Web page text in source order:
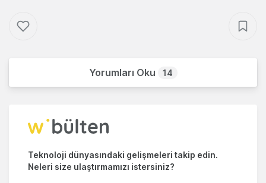
Yorumları Oku 14
Teknoloji dünyasındaki gelişmeleri takip edin.
Neleri size ulaştırmamızı istersiniz?